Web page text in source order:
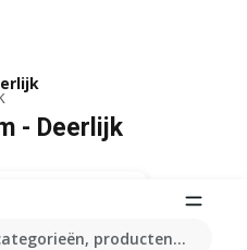
producten...
- Deerlijk